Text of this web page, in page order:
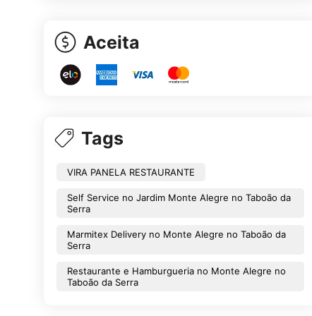
Aceita
Tags
VIRA PANELA RESTAURANTE
Self Service no Jardim Monte Alegre no Taboão da
Serra
Marmitex Delivery no Monte Alegre no Taboão da
Serra
Restaurante e Hamburgueria no Monte Alegre no
Taboão da Serra